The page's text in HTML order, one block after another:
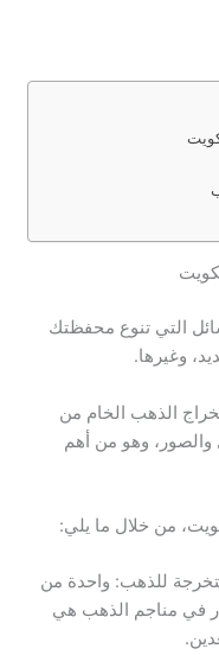
التي تنوع محفظتك
وغيرها.
الذهب الخام من
والصور، وهو من أهم
من خلال ما يلي:
للذهب: واحدة من
في مناجم الذهب هي